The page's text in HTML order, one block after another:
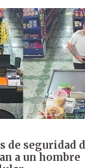
de seguridad
a un hombre